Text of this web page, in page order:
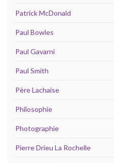
Patrick McDonald
Paul Bowles
Paul Gavarni
Paul Smith
Père Lachaise
Philosophie
Photographie
Pierre Drieu La Rochelle